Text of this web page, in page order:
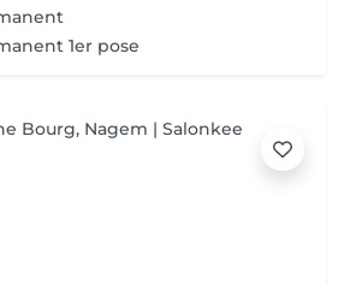
1er pose